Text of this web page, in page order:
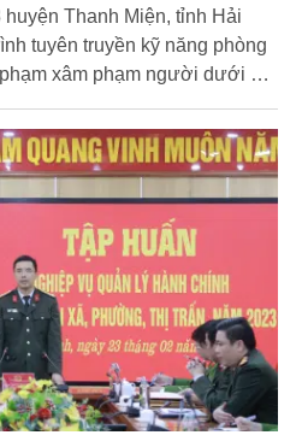
Thanh Miện, tỉnh Hải
tuyên truyền kỹ năng phòng
xâm phạm người dưới 16
tại trường THPT Thanh Miện
trường THPT trên toàn